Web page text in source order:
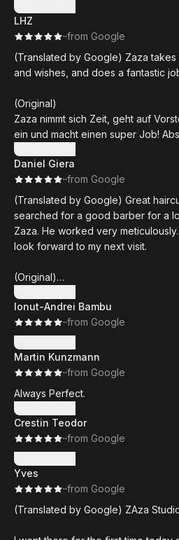
Mehr anzeigen
LHZ
··from Google
(Translated by Google) Zaza
and wishes, and does a fantastic
(Original)
Zaza nimmt sich Zeit, geht auf
ein und macht einen super Job!
Mehr anzeigen
Daniel Giera
··from Google
(Translated by Google) Great
searched for a good barber for a
Zaza. He worked very
look forward to my next visit.
(Original)
Super Haarschnitt, netter Kontakt.
guten Barber gesucht und bin bei
hat sehr akribisch gearbeitet. Ich
freue mich auf meinen nächsten
Mehr anzeigen
Ionut-Andrei Bambu
··from Google
Mehr anzeigen
Martin Kunzmann
··from Google
Always Perfect.
Mehr anzeigen
Crestin Teodor
··from Google
Mehr anzeigen
Yves
··from Google
(Translated by Google) ZAza